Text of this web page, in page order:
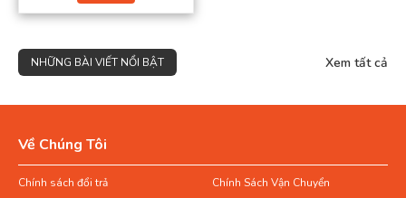
NHỮNG BÀI VIẾT NỔI BẬT Xem tất cả
Về Chúng Tôi
Chính sách đổi trả
Chính Sách Vận Chuyển